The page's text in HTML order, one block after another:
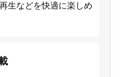
生などを快適に楽しめ